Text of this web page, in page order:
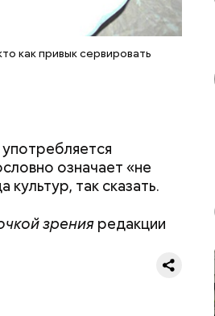
как привык сервировать
означает «не
так сказать.
зренияредакции
в городке Патаре. С
и рано принял
отрок проводил в
епископ Николай
в наследство от
проповедником
нескольких
Этот человек